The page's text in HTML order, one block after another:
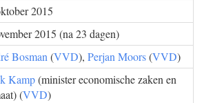
2015
2015 (na 23 dagen)
Bosman (VVD), Perjan Moors(VVD)
Kamp(minister economische zaken en
(VVD)